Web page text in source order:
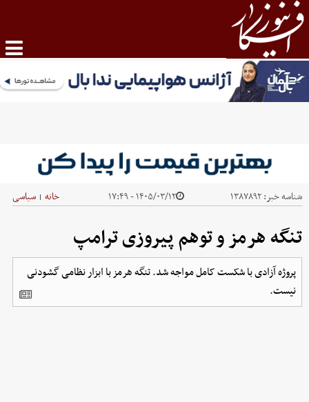
شناسه خبر:۱۳۸۷۸۹۲ ۱۴۰۵/۰۳/۱۲ - ۱۷:۴۹ خانه | سیاسی
تنگه هرمز و توهم پیروزی ترامپ
پروژه آزادی با شکست کامل مواجه شد. تنگه هرمز با ابزار نظامی گشودنی
نیست.